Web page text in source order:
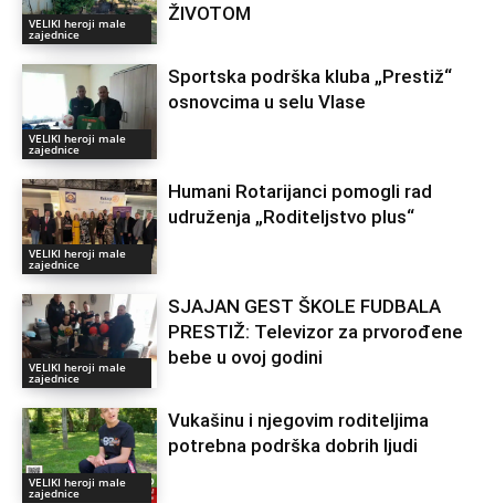
VELIKI heroji male
zajednice
ŽIVOTOM
VELIKI heroji male
zajednice
Sportska podrška kluba „Prestiž“
osnovcima u selu Vlase
VELIKI heroji male
zajednice
Humani Rotarijanci pomogli rad
udruženja „Roditeljstvo plus“
VELIKI heroji male
zajednice
SJAJAN GEST ŠKOLE FUDBALA
PRESTIŽ: Televizor za prvorođene
bebe u ovoj godini
VELIKI heroji male
zajednice
Vukašinu i njegovim roditeljima
potrebna podrška dobrih ljudi